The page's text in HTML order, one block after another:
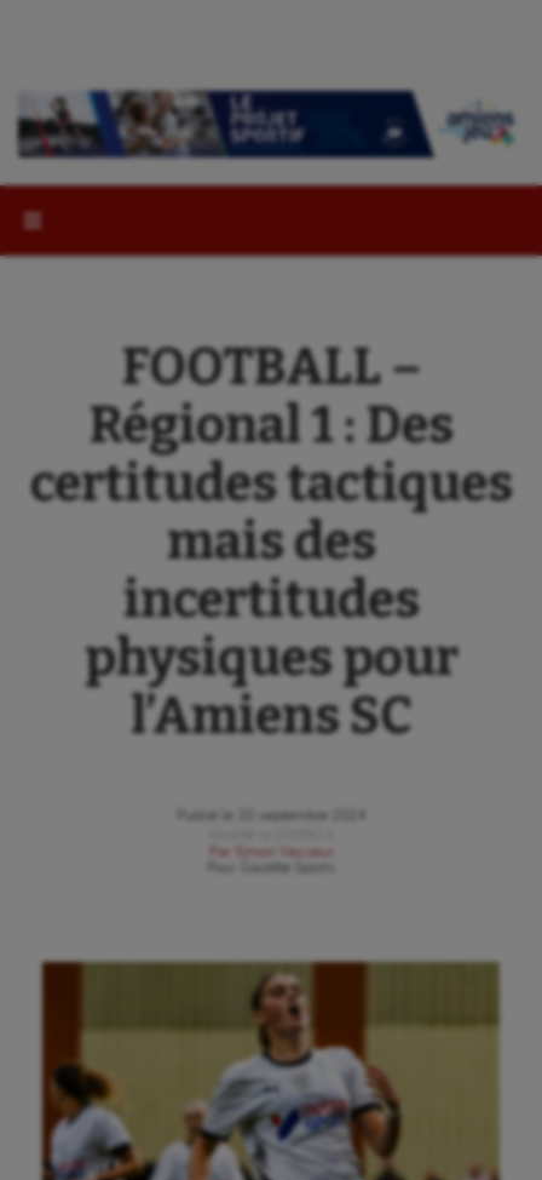
FOOTBALL –
Régional 1 : Des
certitudes tactiques
mais des
incertitudes
physiques pour
l’Amiens SC
Publié le
20 septembre 2024
Par
Simon Vasseur
Gazette Sports